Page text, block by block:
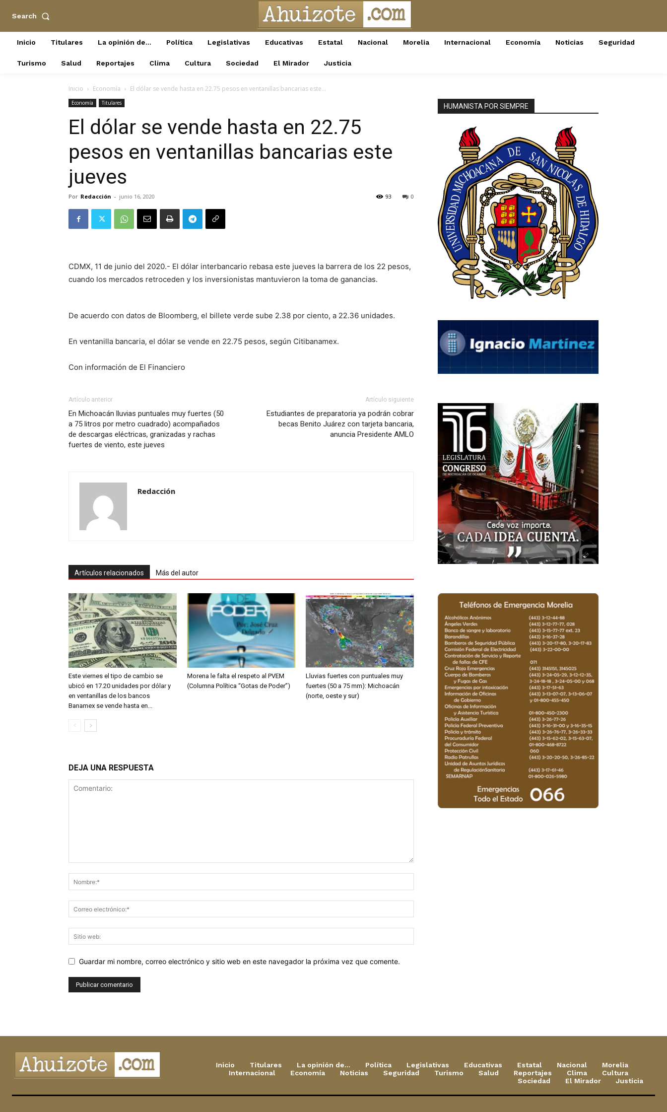
Search
Inicio Titulares La opinión de… Política Legislativas Educativas Estatal Nacional Morelia Internacional Economía Noticias Seguridad
Turismo Salud Reportajes Clima Cultura Sociedad El Mirador Justicia
Inicio Economía El dólar se vende hasta en 22.75 pesos en ventanillas bancarias este...
Economía Titulares
El dólar se vende hasta en 22.75
pesos en ventanillas bancarias este
jueves
Por Redacción - junio 16, 2020 0
93
CDMX, 11 de junio del 2020.- El dólar interbancario rebasa este jueves la barrera de los 22 pesos,
cuando los mercados retroceden y los inversionistas mantuvieron la toma de ganancias.
De acuerdo con datos de Bloomberg, el billete verde sube 2.38 por ciento, a 22.36 unidades.
En ventanilla bancaria, el dólar se vende en 22.75 pesos, según Citibanamex.
Con información de El Financiero
Artículo anterior
En Michoacán lluvias puntuales muy fuertes (50
a 75 litros por metro cuadrado) acompañados
de descargas eléctricas, granizadas y rachas
fuertes de viento, este jueves
Artículo siguiente
Estudiantes de preparatoria ya podrán cobrar
becas Benito Juárez con tarjeta bancaria,
anuncia Presidente AMLO
Redacción
Artículos relacionados Más del autor
Este viernes el tipo de cambio se
ubicó en 17.20 unidades por dólar y
en ventanillas de los bancos
Banamex se vende hasta en...
Morena le falta el respeto al PVEM
(Columna Política “Gotas de Poder”)
Lluvias fuertes con puntuales muy
fuertes (50 a 75 mm): Michoacán
(norte, oeste y sur)
DEJA UNA RESPUESTA
Guardar mi nombre, correo electrónico y sitio web en este navegador la próxima vez que comente.
HUMANISTA POR SIEMPRE
Inicio Titulares La opinión de… Política Legislativas Educativas Estatal Nacional
Morelia
Internacional
Economía Noticias Seguridad Turismo Salud Reportajes Clima
Cultura
Sociedad
El Mirador Justicia